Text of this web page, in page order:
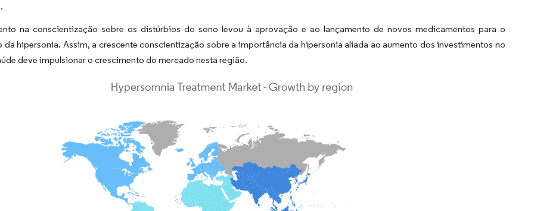
na conscientização sobre os distúrbios do sono levou à aprovação e ao lançamento de novos medicamentos para o
da hipersonia. Assim, a crescente conscientização sobre a importância da hipersonia aliada ao aumento dos investimentos no
deve impulsionar o crescimento do mercado nesta região.